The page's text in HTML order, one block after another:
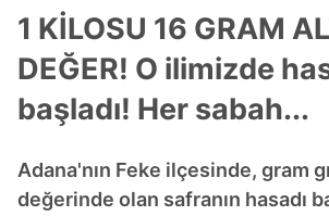
1 KİLOSU 16 GRAM
DEĞER! O ilimizde
başladı! Her sabah...
Adana'nın Feke ilçesinde, gram
değerinde olan safranın hasadı